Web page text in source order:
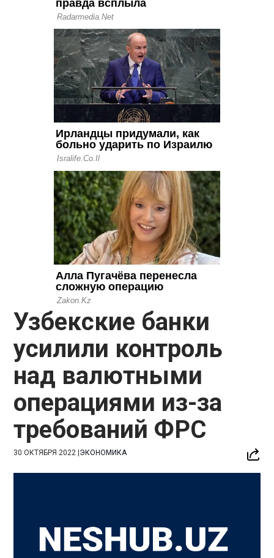
Узбекские банки
усилили контроль
над валютными
операциями из-за
требований ФРС
30 ОКТЯБРЯ 2022 |ЭКОНОМИКА